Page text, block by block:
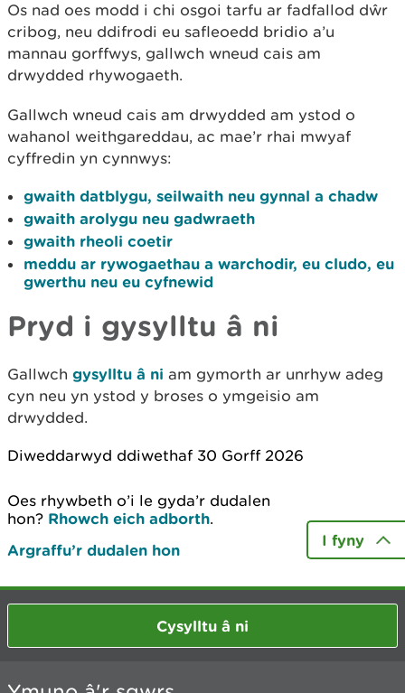
Os nad oes modd i chi osgoi tarfu ar fadfallod dŵr
cribog, neu ddifrodi eu safleoedd bridio a’u
mannau gorffwys, gallwch wneud cais am
drwydded rhywogaeth.
Gallwch wneud cais am drwydded am ystod o
wahanol weithgareddau, ac mae’r rhai mwyaf
cyffredin yn cynnwys:
gwaith datblygu, seilwaith neu gynnal a chadw
gwaith arolygu neu gadwraeth
gwaith rheoli coetir
meddu ar rywogaethau a warchodir, eu cludo, eu
gwerthu neu eu cyfnewid
Pryd i gysylltu â ni
Gallwch gysylltu â ni am gymorth ar unrhyw adeg
cyn neu yn ystod y broses o ymgeisio am
drwydded.
Diweddarwyd ddiwethaf 30 Gorff 2026
Oes rhywbeth o’i le gyda’r dudalen
hon? Rhowch eich adborth.
Argraffu’r dudalen hon
I fyny
Cysylltu â ni